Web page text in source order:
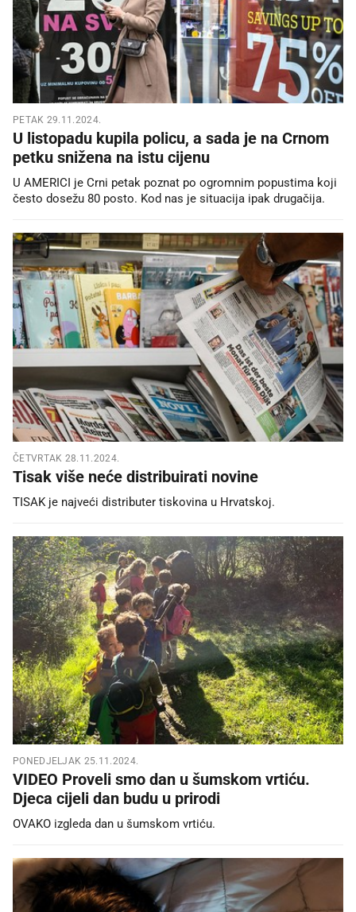
PETAK 29.11.2024.
U listopadu kupila policu, a sada je na Crnom
petku snižena na istu cijenu
U AMERICI je Crni petak poznat po ogromnim popustima koji
često dosežu 80 posto. Kod nas je situacija ipak drugačija.
ČETVRTAK 28.11.2024.
Tisak više neće distribuirati novine
TISAK je najveći distributer tiskovina u Hrvatskoj.
PONEDJELJAK 25.11.2024.
VIDEO Proveli smo dan u šumskom vrtiću.
Djeca cijeli dan budu u prirodi
OVAKO izgleda dan u šumskom vrtiću.